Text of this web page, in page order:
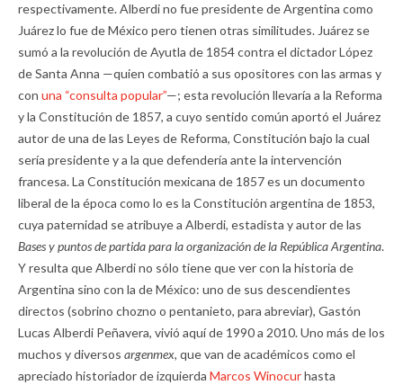
respectivamente. Alberdi no fue presidente de Argentina como
Juárez lo fue de México pero tienen otras similitudes. Juárez se
sumó a la revolución de Ayutla de 1854 contra el dictador López
de Santa Anna —quien combatió a sus opositores con las armas y
con una “consulta popular”—; esta revolución llevaría a la Reforma
y la Constitución de 1857, a cuyo sentido común aportó el Juárez
autor de una de las Leyes de Reforma, Constitución bajo la cual
sería presidente y a la que defendería ante la intervención
francesa. La Constitución mexicana de 1857 es un documento
liberal de la época como lo es la Constitución argentina de 1853,
cuya paternidad se atribuye a Alberdi, estadista y autor de las
Bases y puntos de partida para la organización de la República Argentina.
Y resulta que Alberdi no sólo tiene que ver con la historia de
Argentina sino con la de México: uno de sus descendientes
directos (sobrino chozno o pentanieto, para abreviar), Gastón
Lucas Alberdi Peñavera, vivió aquí de 1990 a 2010. Uno más de los
muchos y diversos argenmex, que van de académicos como el
apreciado historiador de izquierda Marcos Winocurhasta